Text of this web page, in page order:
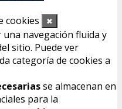
cookies
✖
navegación fluida y
sitio. Puede ver
categoría de cookies a
se almacenan en
para la